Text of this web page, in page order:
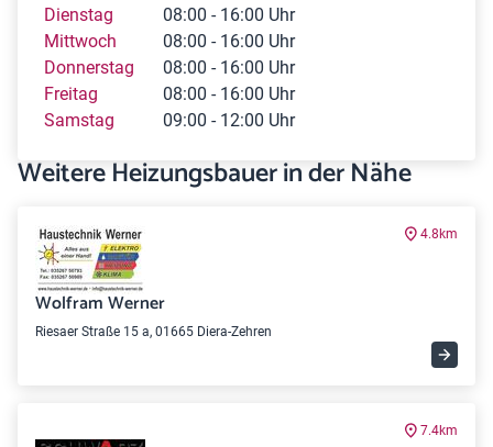
Dienstag
08:00 - 16:00 Uhr
Mittwoch
08:00 - 16:00 Uhr
Donnerstag
08:00 - 16:00 Uhr
Freitag
08:00 - 16:00 Uhr
Samstag
09:00 - 12:00 Uhr
Weitere Heizungsbauer in der Nähe
4.8km
Wolfram Werner
Riesaer Straße 15 a, 01665 Diera-Zehren
7.4km